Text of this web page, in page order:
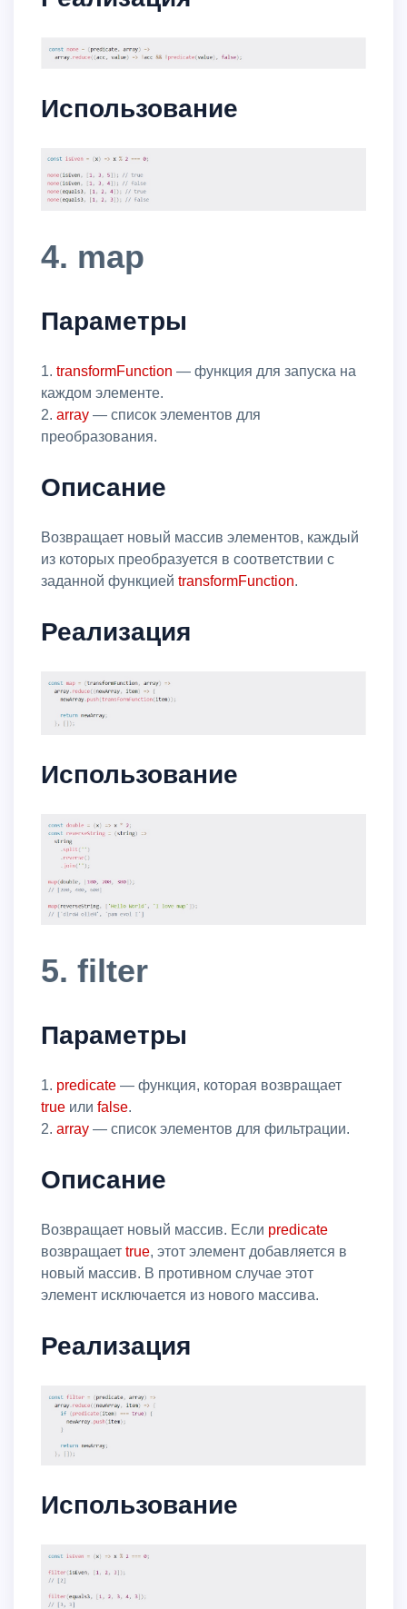
Использование
4. map
Параметры
1. transformFunction — функция для запуска на
каждом элементе.
2. array — список элементов для
преобразования.
Описание
Возвращает новый массив элементов, каждый
из которых преобразуется в соответствии с
заданной функцией transformFunction.
Реализация
Использование
5. filter
Параметры
1. predicate — функция, которая возвращает
true или false.
2. array — список элементов для фильтрации.
Описание
Возвращает новый массив. Если predicate
возвращает true, этот элемент добавляется в
новый массив. В противном случае этот
элемент исключается из нового массива.
Реализация
Использование